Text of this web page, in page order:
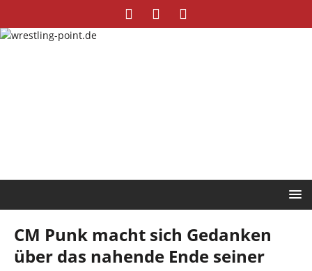
CM Punk macht sich Gedanken
über das nahende Ende seiner